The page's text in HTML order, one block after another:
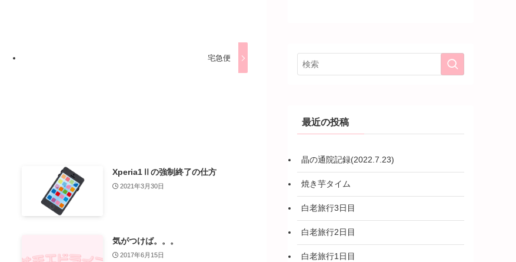
宅急便
Xperia1Ⅱの強制終了の仕方
2021年3月30日
気がつけば。。。
2017年6月15日
最近の投稿
晶の通院記録(2022.7.23)
焼き芋タイム
白老旅行3日目
白老旅行2日目
白老旅行1日目